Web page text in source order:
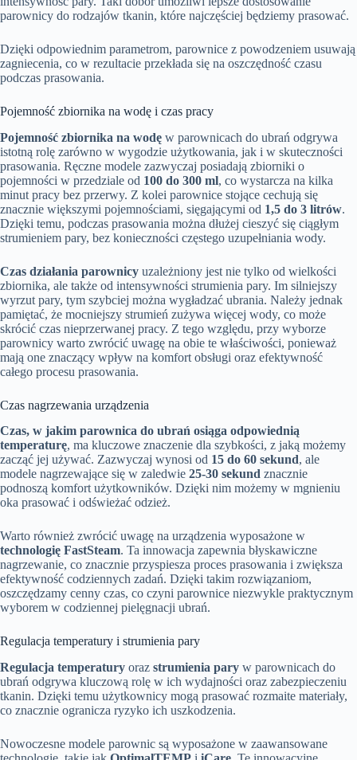
parownicy do rodzajów tkanin, które najczęściej będziemy prasować.
Dzięki odpowiednim parametrom, parownice z powodzeniem usuwają
zagniecenia, co w rezultacie przekłada się na oszczędność czasu
podczas prasowania.
Pojemność zbiornika na wodę i czas pracy
Pojemność zbiornika na wodę w parownicach do ubrań odgrywa
istotną rolę zarówno w wygodzie użytkowania, jak i w skuteczności
prasowania. Ręczne modele zazwyczaj posiadają zbiorniki o
pojemności w przedziale od 100 do 300 ml, co wystarcza na kilka
minut pracy bez przerwy. Z kolei parownice stojące cechują się
znacznie większymi pojemnościami, sięgającymi od 1,5 do 3 litrów.
Dzięki temu, podczas prasowania można dłużej cieszyć się ciągłym
strumieniem pary, bez konieczności częstego uzupełniania wody.
Czas działania parownicy uzależniony jest nie tylko od wielkości
zbiornika, ale także od intensywności strumienia pary. Im silniejszy
wyrzut pary, tym szybciej można wygładzać ubrania. Należy jednak
pamiętać, że mocniejszy strumień zużywa więcej wody, co może
skrócić czas nieprzerwanej pracy. Z tego względu, przy wyborze
parownicy warto zwrócić uwagę na obie te właściwości, ponieważ
mają one znaczący wpływ na komfort obsługi oraz efektywność
całego procesu prasowania.
Czas nagrzewania urządzenia
Czas, w jakim parownica do ubrań osiąga odpowiednią
temperaturę, ma kluczowe znaczenie dla szybkości, z jaką możemy
zacząć jej używać. Zazwyczaj wynosi od 15 do 60 sekund, ale
modele nagrzewające się w zaledwie 25-30 sekund znacznie
podnoszą komfort użytkowników. Dzięki nim możemy w mgnieniu
oka prasować i odświeżać odzież.
Warto również zwrócić uwagę na urządzenia wyposażone w
technologię FastSteam. Ta innowacja zapewnia błyskawiczne
nagrzewanie, co znacznie przyspiesza proces prasowania i zwiększa
efektywność codziennych zadań. Dzięki takim rozwiązaniom,
oszczędzamy cenny czas, co czyni parownice niezwykle praktycznym
wyborem w codziennej pielęgnacji ubrań.
Regulacja temperatury i strumienia pary
Regulacja temperatury oraz strumienia pary w parownicach do
ubrań odgrywa kluczową rolę w ich wydajności oraz zabezpieczeniu
tkanin. Dzięki temu użytkownicy mogą prasować rozmaite materiały,
co znacznie ogranicza ryzyko ich uszkodzenia.
Nowoczesne modele parownic są wyposażone w zaawansowane